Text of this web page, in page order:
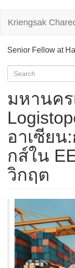
main
Kriengsak
Senior Fellow at
Search
มหานค
อาเซีย
กส์ใน
วิกฤต